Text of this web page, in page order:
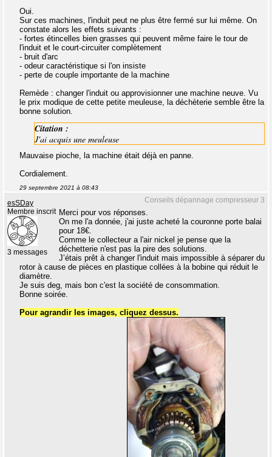
Oui.
Sur ces machines, l'induit peut ne plus être fermé sur lui même. On
constate alors les effets suivants :
- fortes étincelles bien grasses qui peuvent même faire le tour de
l'induit et le court-circuiter complètement
- bruit d'arc
- odeur caractéristique si l'on insiste
- perte de couple importante de la machine
Remède : changer l'induit ou approvisionner une machine neuve. Vu
le prix modique de cette petite meuleuse, la déchèterie semble être la
bonne solution.
Citation :
J'ai acquis une meuleuse
Mauvaise pioche, la machine était déjà en panne.
Cordialement.
29 septembre 2021 à 08:43
Conseils dépannage compresseur 3
esSDay
Membre inscrit
3 messages
Merci pour vos réponses.
On me l'a donnée, j'ai juste acheté la couronne porte balai
pour 18€.
Comme le collecteur a l'air nickel je pense que la
déchetterie n'est pas la pire des solutions.
J’étais prêt à changer l'induit mais impossible à séparer du
rotor à cause de pièces en plastique collées à la bobine qui réduit le
diamètre.
Je suis deg, mais bon c'est la société de consommation.
Bonne soirée.
Pour agrandir les images, cliquez dessus.